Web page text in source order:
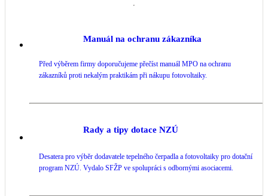
💛 Jsme PEŠEK & MUDRA. Vaše cesta k energetické svobodě.
Tým nadšenců do fotovoltaiky a energetiky. Postavíme vám hybridní
Vyrábějte s námi vlastní elektřinu s nejlepšími technologiemi na trhu.
Manuál na ochranu zákazníka
Před výběrem firmy doporučujeme přečíst manuál MPO na ochranu
zákazníků proti nekalým praktikám při nákupu fotovoltaiky.
Rady a tipy dotace NZÚ
Desatera pro výběr dodavatele tepelného čerpadla a fotovoltaiky pro dotační
program NZÚ. Vydalo SFŽP ve spolupráci s odbornými asociacemi.